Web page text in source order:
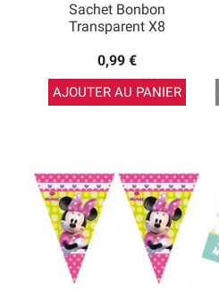
Sachet Bonbon
Transparent X8
0,99 €
AJOUTER AU PANIER